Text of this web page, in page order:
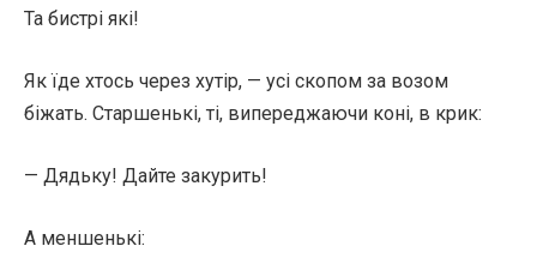
Та бистрі які!
Як їде хтось через хутір, — усі скопом за возом
біжать. Старшенькі, ті, випереджаючи коні, в крик:
— Дядьку! Дайте закурить!
А меншенькі: